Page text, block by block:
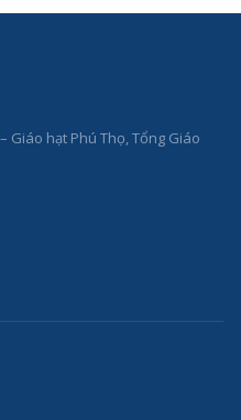
Giáo hạt Phú Thọ, Tổng Giáo